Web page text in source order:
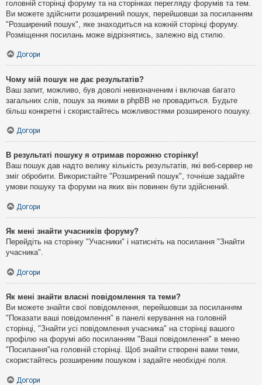
головній сторінці форуму та на сторінках перегляду форумів та тем.
Ви можете здійснити розширений пошук, перейшовши за посиланням
"Розширений пошук", яке знаходиться на кожній сторінці форуму.
Розміщення посилань може відрізнятись, залежно від стилю.
Догори
Чому мій пошук не дає результатів?
Ваш запит, можливо, був доволі невизначеним і включав багато
загальних слів, пошук за якими в phpBB не провадиться. Будьте
більш конкретні і скористайтесь можливостями розширеного пошуку.
Догори
В результаті пошуку я отримав порожню сторінку!
Ваш пошук дав надто велику кількість результатів, які веб-сервер не
зміг обробити. Використайте "Розширений пошук", точніше задайте
умови пошуку та форуми на яких він повинен бути здійснений.
Догори
Як мені знайти учасників форуму?
Перейдіть на сторінку "Учасники" і натисніть на посилання "Знайти
учасника".
Догори
Як мені знайти власні повідомлення та теми?
Ви можете знайти свої повідомлення, перейшовши за посиланням
"Показати ваші повідомлення" в панелі керування на головній
сторінці, "Знайти усі повідомлення учасника" на сторінці вашого
профілю на форумі або посиланням "Ваші повідомлення" в меню
"Посилання"на головній сторінці. Щоб знайти створені вами теми,
скористайтесь розширеним пошуком і задайте необхідні поля.
Догори